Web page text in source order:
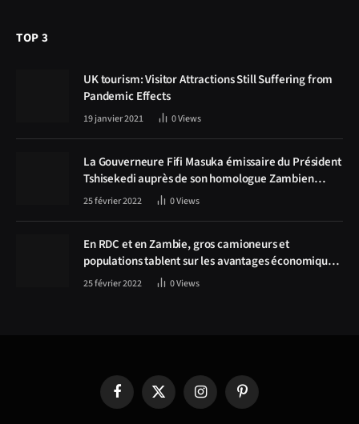
TOP 3
UK tourism: Visitor Attractions Still Suffering from
Pandemic Effects
19 janvier 2021 0Views
La Gouverneure Fifi Masuka émissaire du Président
Tshisekedi auprès de son homologue Zambien
Hichilema, la construction de la route Kolwezi -
25 février 2022 0Views
En RDC et en Zambie, gros camioneurs et
populations tablent sur les avantages économiques
de la route Kolwezi-Solwezi
25 février 2022 0Views
FacebookX
(Twitter)
InstagramPinterest